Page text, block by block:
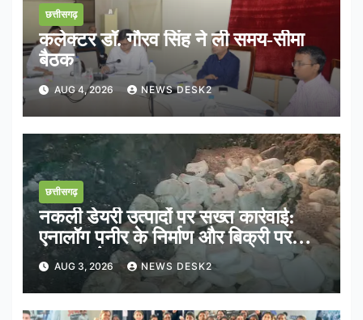
छत्तीसगढ़
कलेक्टर डॉ. गौरव सिंह ने ली समय-सीमा
बैठक
AUG 4, 2026 NEWS DESK2
छत्तीसगढ़
नकली डेयरी उत्पादों पर सख्त कार्रवाई:
एनालॉग पनीर के निर्माण और बिक्री पर
तत्काल रोक
AUG 3, 2026 NEWS DESK2